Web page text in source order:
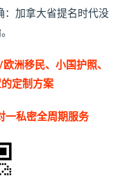
：加拿大省提名时代没
洲移民、小国护照、
定制方案
一私密全周期服务